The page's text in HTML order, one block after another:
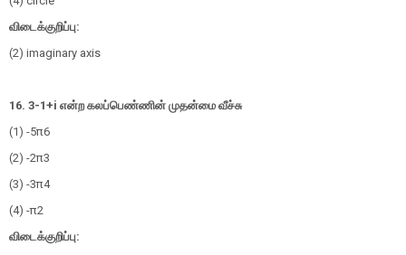
விடைக்குறிப்பு:
(2) imaginary axis
16. 3-1+i என்ற கலப்பெண்ணின் முதன்மை வீச்சு
(1) -5π6
(2) -2π3
(3) -3π4
(4) -π2
விடைக்குறிப்பு: